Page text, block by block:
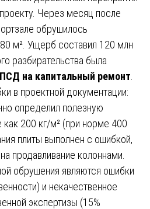
Через месяц после
обрушилось
м². Ущерб составил 120 млн
разбирательства была
на капитальный ремонт
в проектной документации:
определил полезную
как 200 кг/м² (при норме 400
плиты выполнен с ошибкой,
продавливание колоннами.
обрушения являются ошибки
и некачественное
экспертизы (15%